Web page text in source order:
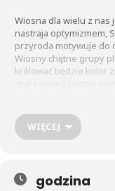
Wiosna dla wielu z nas
nastraja optymizmem,
przyroda motywuje do
Wiosny chętne grupy
królować będzie kolor
Państwa Wychowawcy.
WIĘCEJ
godzina